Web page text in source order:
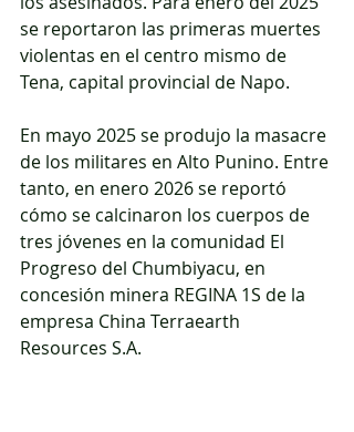
se reportaron las primeras muertes
violentas en el centro mismo de
Tena, capital provincial de Napo.
En mayo 2025 se produjo la masacre
de los militares en Alto Punino. Entre
tanto, en enero 2026 se reportó
cómo se calcinaron los cuerpos de
tres jóvenes en la comunidad El
Progreso del Chumbiyacu, en
concesión minera REGINA 1S de la
empresa China Terraearth
Resources S.A.